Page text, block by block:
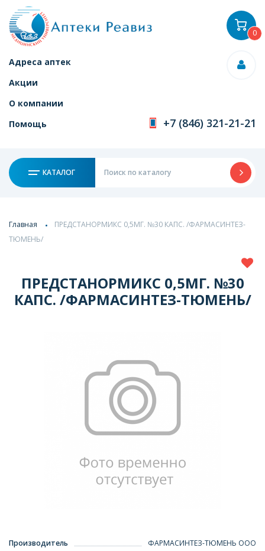
Адреса аптек
Акции
О компании
Помощь
+7 (846) 321-21-21
КАТАЛОГ
0
Главная
ПРЕДСТАНОРМИКС 0,5МГ. №30 КАПС. /ФАРМАСИНТЕЗ-
ТЮМЕНЬ/
ПРЕДСТАНОРМИКС 0,5МГ. №30
КАПС. /ФАРМАСИНТЕЗ-ТЮМЕНЬ/
Производитель
ФАРМАСИНТЕЗ-ТЮМЕНЬ ООО